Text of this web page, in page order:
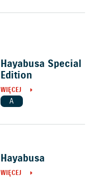
Hayabusa Special
Edition
WIĘCEJ
A
Hayabusa
WIĘCEJ